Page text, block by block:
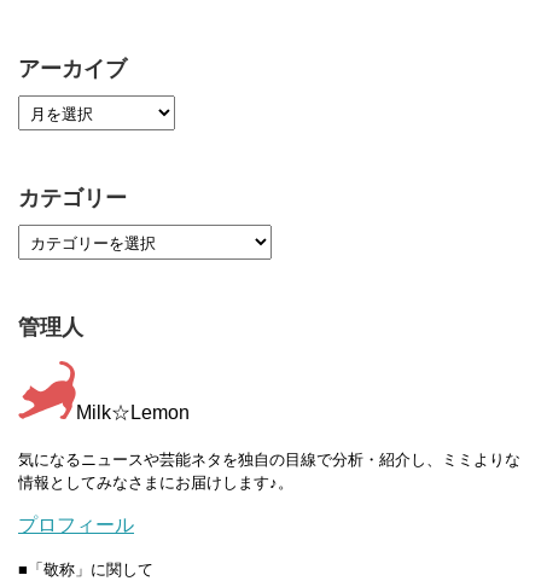
アーカイブ
カテゴリー
管理人
Milk☆Lemon
気になるニュースや芸能ネタを独自の目線で分析・紹介し、ミミよりな
情報としてみなさまにお届けします♪。
プロフィール
■「敬称」に関して